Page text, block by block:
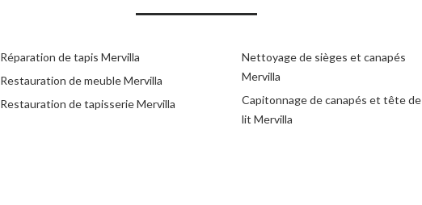
Réparation de tapis Mervilla
Restauration de meuble Mervilla
Restauration de tapisserie Mervilla
Nettoyage de sièges et canapés
Mervilla
Capitonnage de canapés et tête de
lit Mervilla